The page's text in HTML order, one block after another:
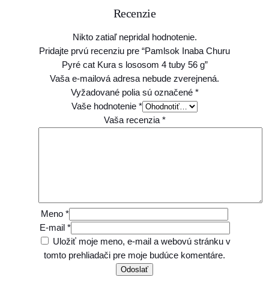
t
u
b
y
5
6
Recenzie
Nikto zatiaľ nepridal hodnotenie.
Pridajte prvú recenziu pre “Pamlsok Inaba Churu
Pyré cat Kura s lososom 4 tuby 56 g”
Vaša e-mailová adresa nebude zverejnená.
Vyžadované polia sú označené *
Vaše hodnotenie *
Vaša recenzia *
Meno *
E-mail *
Uložiť moje meno, e-mail a webovú stránku v
tomto prehliadači pre moje budúce komentáre.